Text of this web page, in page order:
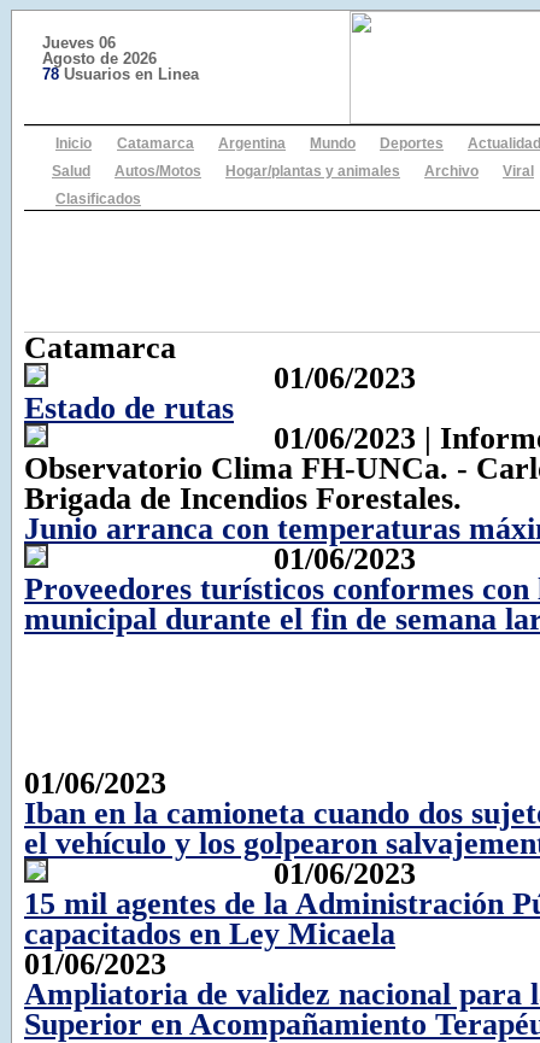
Jueves 06
Agosto de 2026
78 Usuarios en Linea
Inicio Catamarca Argentina Mundo Deportes
Actualidad
Salud
Autos/Motos Hogar/plantas y animales Archivo
Viral
Clasificados
Catamarca
01/06/2023
Estado de rutas
01/06/2023 |
Observatorio Clima FH-UNCa. -
Brigada de Incendios Forestales.
Junio arranca con temperaturas
01/06/2023
Proveedores turísticos conformes con
municipal durante el fin de semana
01/06/2023
Iban en la camioneta cuando dos
el vehículo y los golpearon
01/06/2023
15 mil agentes de la Administración
capacitados en Ley Micaela
01/06/2023
Ampliatoria de validez nacional para
Superior en Acompañamiento